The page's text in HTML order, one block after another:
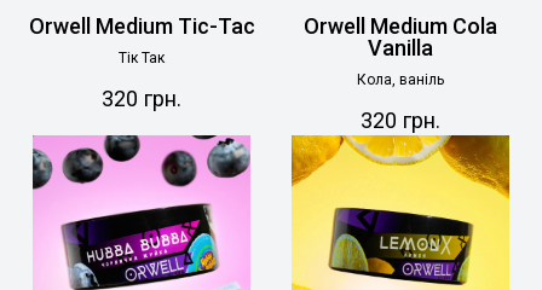
Orwell Medium Tic-Tac
Тік Так
320 грн.
Orwell Medium Cola
Vanilla
Кола, ваніль
320 грн.